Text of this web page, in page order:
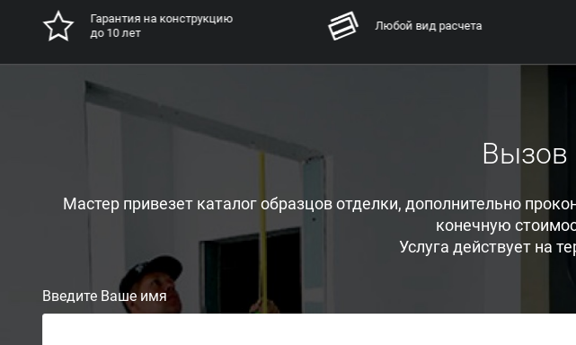
Гарантия на конструкцию
до 10 лет
Любой вид расчета
Вызов
Мастер привезет каталог образцов отделки, дополнительно
конечную
Услуга действует на
Введите Ваше имя